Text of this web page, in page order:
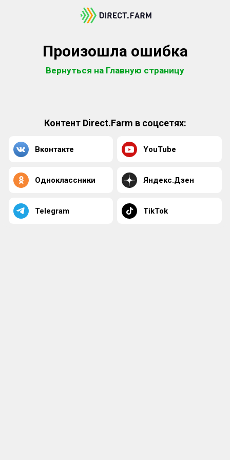
Произошла ошибка
Вернуться на Главную страницу
Контент Direct.Farm в соцсетях:
Вконтакте YouTube
Одноклассники Яндекс.Дзен
Telegram TikTok